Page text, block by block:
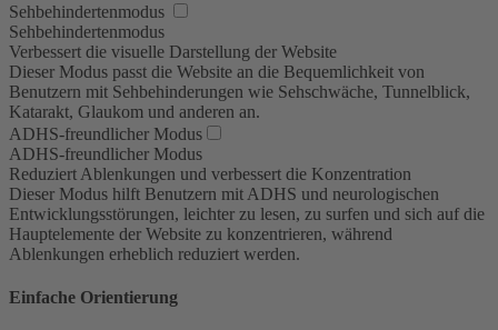
Sehbehindertenmodus
Sehbehindertenmodus
Verbessert die visuelle Darstellung der Website
Dieser Modus passt die Website an die Bequemlichkeit von
Benutzern mit Sehbehinderungen wie Sehschwäche, Tunnelblick,
Katarakt, Glaukom und anderen an.
ADHS-freundlicher Modus
ADHS-freundlicher Modus
Reduziert Ablenkungen und verbessert die Konzentration
Dieser Modus hilft Benutzern mit ADHS und neurologischen
Entwicklungsstörungen, leichter zu lesen, zu surfen und sich auf die
Hauptelemente der Website zu konzentrieren, während
Ablenkungen erheblich reduziert werden.
Einfache Orientierung